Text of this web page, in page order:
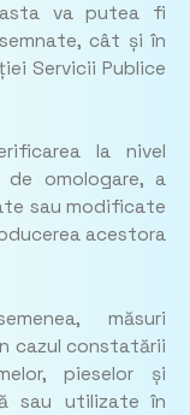
va putea fi
cât și în
Servicii Publice
la nivel
omologare, a
sau modificate
acestora
măsuri
cazul constatării
pieselor și
sau utilizate în